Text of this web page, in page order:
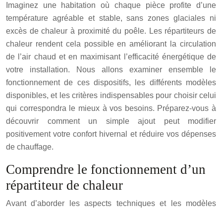
Imaginez une habitation où chaque pièce profite d’une
température agréable et stable, sans zones glaciales ni
excès de chaleur à proximité du poêle. Les répartiteurs de
chaleur rendent cela possible en améliorant la circulation
de l’air chaud et en maximisant l’efficacité énergétique de
votre installation. Nous allons examiner ensemble le
fonctionnement de ces dispositifs, les différents modèles
disponibles, et les critères indispensables pour choisir celui
qui correspondra le mieux à vos besoins. Préparez-vous à
découvrir comment un simple ajout peut modifier
positivement votre confort hivernal et réduire vos dépenses
de chauffage.
Comprendre le fonctionnement d’un
répartiteur de chaleur
Avant d’aborder les aspects techniques et les modèles